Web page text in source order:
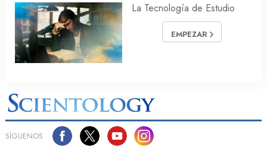
La Tecnología de Estudio
EMPEZAR
SÍGUENOS